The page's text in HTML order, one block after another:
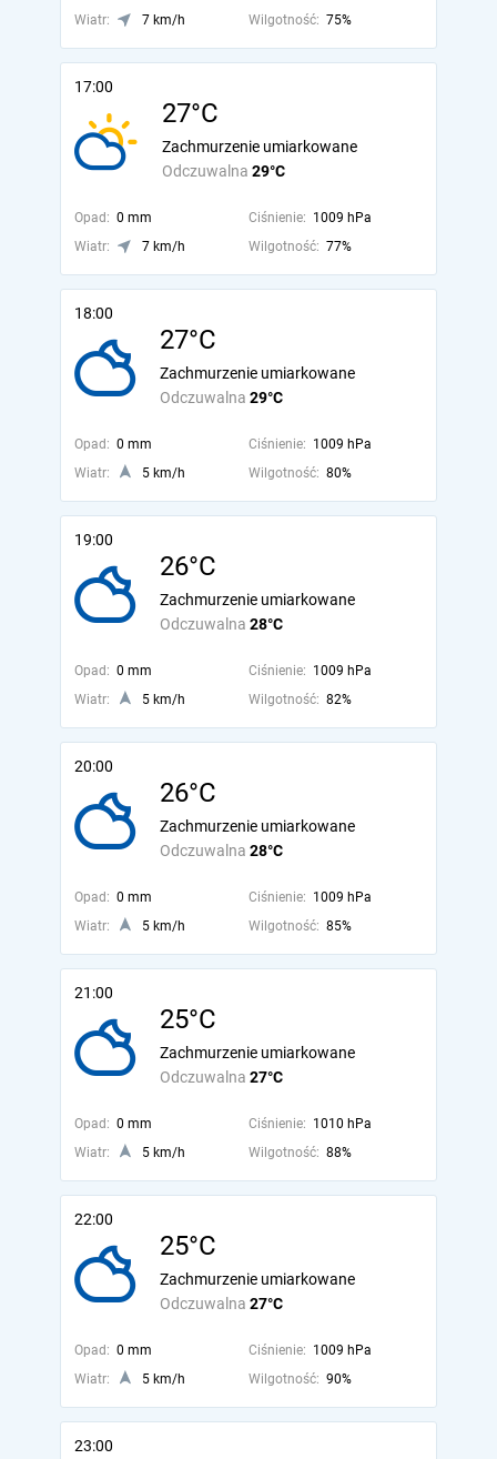
Wiatr:
7 km/h Wilgotność: 75%
17:00
27°C
Odczuwalna 29°C
Zachmurzenie umiarkowane
Opad: 0 mm Ciśnienie: 1009 hPa
Wiatr:
7 km/h Wilgotność: 77%
18:00
27°C
Odczuwalna 29°C
Zachmurzenie umiarkowane
Opad: 0 mm Ciśnienie: 1009 hPa
Wiatr:
5 km/h Wilgotność: 80%
19:00
26°C
Odczuwalna 28°C
Zachmurzenie umiarkowane
Opad: 0 mm Ciśnienie: 1009 hPa
Wiatr:
5 km/h Wilgotność: 82%
20:00
26°C
Odczuwalna 28°C
Zachmurzenie umiarkowane
Opad: 0 mm Ciśnienie: 1009 hPa
Wiatr:
5 km/h Wilgotność: 85%
21:00
25°C
Odczuwalna 27°C
Zachmurzenie umiarkowane
Opad: 0 mm Ciśnienie: 1010 hPa
Wiatr:
5 km/h Wilgotność: 88%
22:00
25°C
Odczuwalna 27°C
Zachmurzenie umiarkowane
Opad: 0 mm Ciśnienie: 1009 hPa
Wiatr:
5 km/h Wilgotność: 90%
23:00